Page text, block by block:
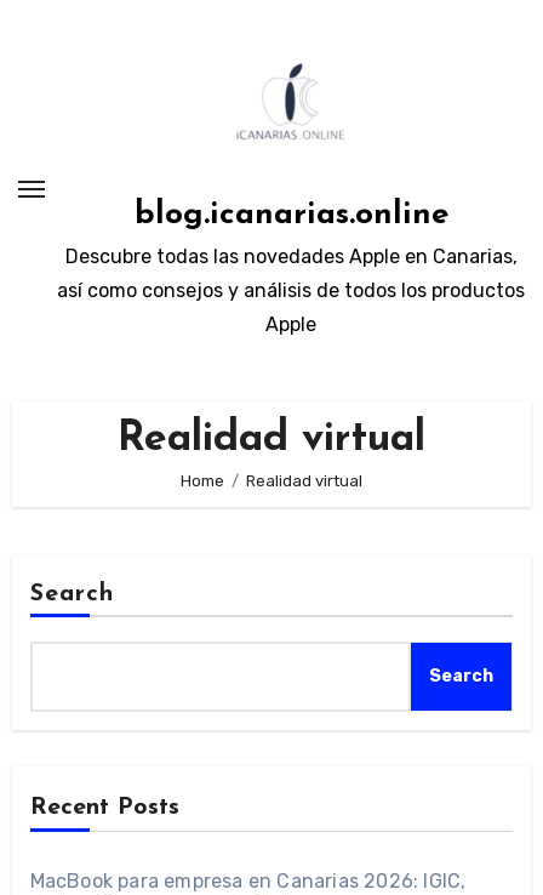
blog.icanarias.online
Descubre todas las novedades Apple en Canarias,
así como consejos y análisis de todos los productos
Apple
Realidad virtual
Home Realidad virtual
Search
Search
Recent Posts
MacBook para empresa en Canarias 2026: IGIC,